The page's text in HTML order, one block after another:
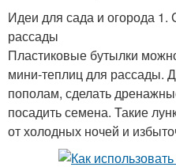
Идеи для сада и огорода
рассады
Пластиковые бутылки
мини-теплиц для рассады.
пополам, сделать
посадить семена. Такие
от холодных ночей и